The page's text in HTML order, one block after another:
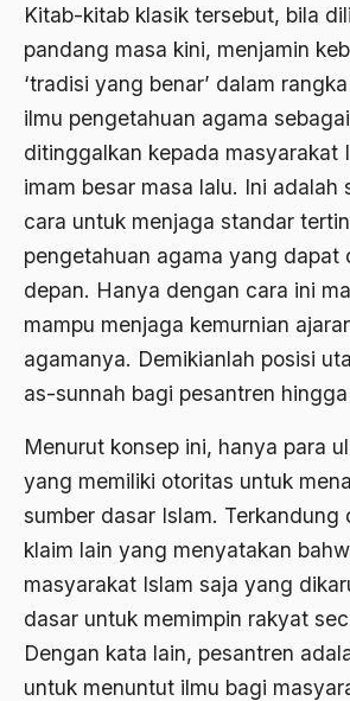
Kitab-kitab klasik tersebut, bila
pandang masa kini, menjamin
‘tradisi yang benar’ dalam
ilmu pengetahuan agama
ditinggalkan kepada masyarakat
imam besar masa lalu. Ini adalah
cara untuk menjaga standar
pengetahuan agama yang dapat
depan. Hanya dengan cara ini
mampu menjaga kemurnian
agamanya. Demikianlah posisi
as-sunnah bagi pesantren hingga
Menurut konsep ini, hanya para
yang memiliki otoritas untuk
sumber dasar Islam. Terkandung
klaim lain yang menyatakan
masyarakat Islam saja yang
dasar untuk memimpin rakyat
Dengan kata lain, pesantren
untuk menuntut ilmu bagi
amerika latin
amerika serikat
Amien Rais
Amin Iskandar
Amir Syakib Arsalan
Amirn Rais
amrozi
Anak ibrahim
Andi Mallarangeng
Andre Gide
Angkatan Laut AS
Ansor
Antara Keyakinan dan Keuletan